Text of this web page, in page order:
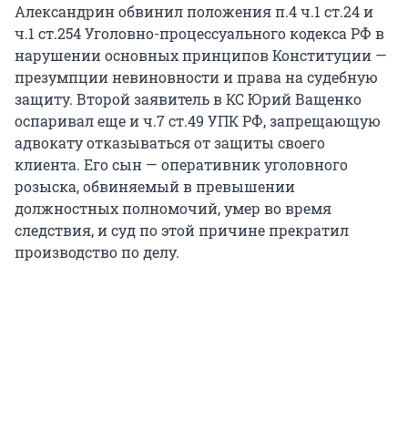
Александрин обвинил положения п.4 ч.1 ст.24 и
ч.1 ст.254 Уголовно-процессуального кодекса РФ в
нарушении основных принципов Конституции —
презумпции невиновности и права на судебную
защиту. Второй заявитель в КС Юрий Ващенко
оспаривал еще и ч.7 ст.49 УПК РФ, запрещающую
адвокату отказываться от защиты своего
клиента. Его сын — оперативник уголовного
розыска, обвиняемый в превышении
должностных полномочий, умер во время
следствия, и суд по этой причине прекратил
производство по делу.